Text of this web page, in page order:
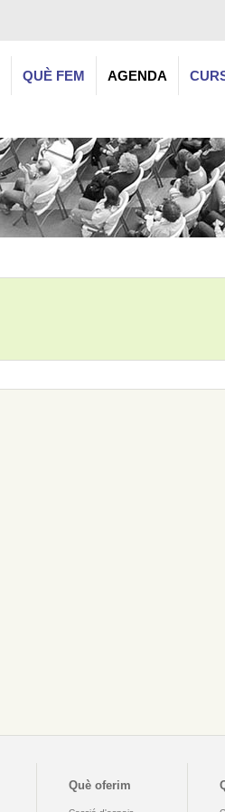
QUÈ FEM AGENDA
Què oferim